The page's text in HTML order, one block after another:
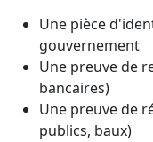
Une pièce
gouvernement
Une preuve de
bancaires)
Une preuve de
publics, baux)